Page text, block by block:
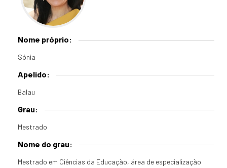
Nome próprio:
Sónia
Apelido:
Balau
Grau:
Mestrado
Nome do grau:
Mestrado em Ciências da Educação, área de especialização